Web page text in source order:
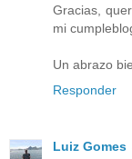
Gracias,
mi
Un abrazo
Responder
Luiz Gomes